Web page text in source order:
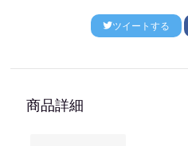
ツイートする
商品詳細